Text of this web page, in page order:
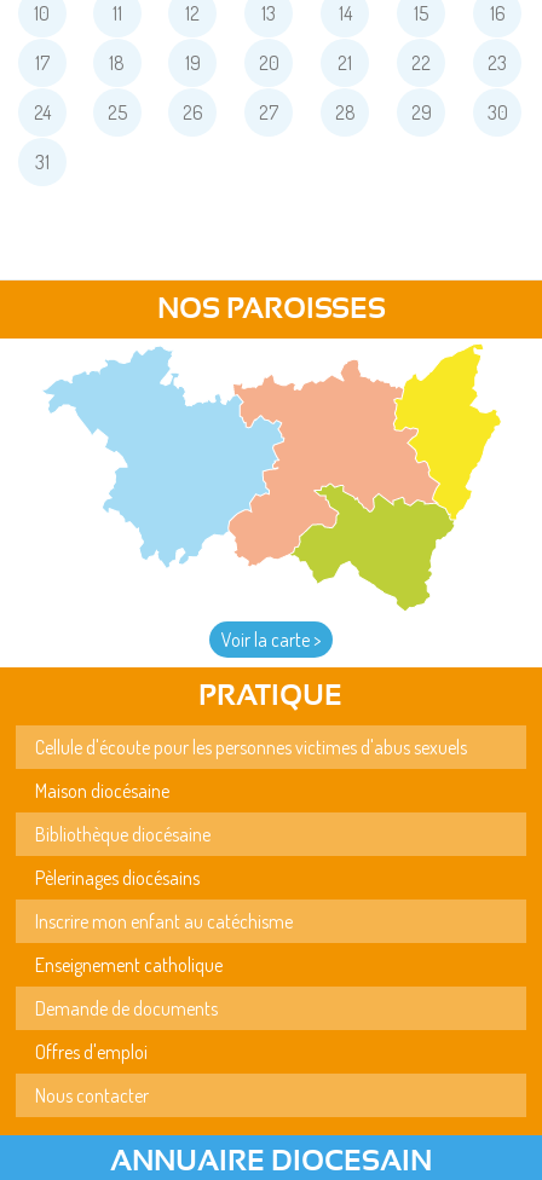
10 11 12 13 14 15 16
17 18 19 20 21 22 23
24 25 26 27 28 29 30
31
NOS PAROISSES
Voir la carte >
PRATIQUE
Cellule d'écoute pour les personnes victimes d'abus sexuels
Maison diocésaine
Bibliothèque diocésaine
Pèlerinages diocésains
Inscrire mon enfant au catéchisme
Enseignement catholique
Demande de documents
Offres d'emploi
Nous contacter
ANNUAIRE DIOCESAIN